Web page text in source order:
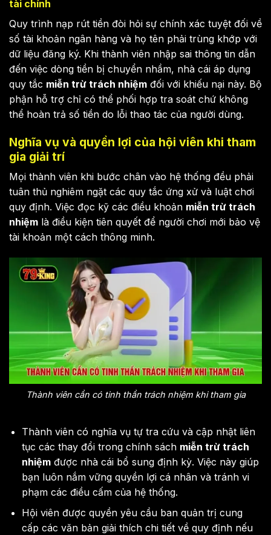
tài chính
Quy trình nạp rút tiền đòi hỏi sự chính xác tuyệt đối về
số tài khoản ngân hàng và họ tên phải trùng khớp với
dữ liệu đăng ký. Khi thành viên nhập sai thông tin dẫn
đến việc dòng tiền bị chuyển nhầm, nhà cái áp dụng
quy tắc miễn trừ trách nhiệm đối với khiếu nại này. Bộ
phận hỗ trợ chỉ có thể phối hợp tra soát chứ không
thể hoàn trả số tiền do lỗi thao tác của người dùng.
Nghĩa vụ và quyền lợi của hội viên khi tham
gia giải trí
Mọi thành viên khi bước chân vào hệ thống đều phải
tuân thủ nghiêm ngặt các quy tắc ứng xử và luật chơi
quy định. Việc đọc kỹ các điều khoản miễn trừ trách
nhiệm là điều kiện tiên quyết để người chơi mới bảo vệ
tài khoản một cách thông minh.
Thành viên cần có tinh thần trách nhiệm khi tham gia
Thành viên có nghĩa vụ tự tra cứu và cập nhật liên
tục các thay đổi trong chính sách miễn trừ trách
nhiệmđược nhà cái bổ sung định kỳ. Việc này giúp
bạn luôn nắm vững quyền lợi cá nhân và tránh vi
phạm các điều cấm của hệ thống.
Hội viên được quyền yêu cầu ban quản trị cung
cấp các văn bản giải thích chi tiết về quy định nếu